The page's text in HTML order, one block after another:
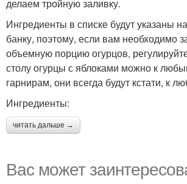
делаем тройную заливку.
Ингредиенты в списке будут указаны
банку, поэтому, если вам необходимо
объемную порцию огурцов,
столу огурцы с яблоками можно к
гарнирам, они всегда будут кстати, к
Ингредиенты:
читать дальше →
Вас может